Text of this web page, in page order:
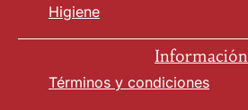
Higiene
Información
Términos y condiciones